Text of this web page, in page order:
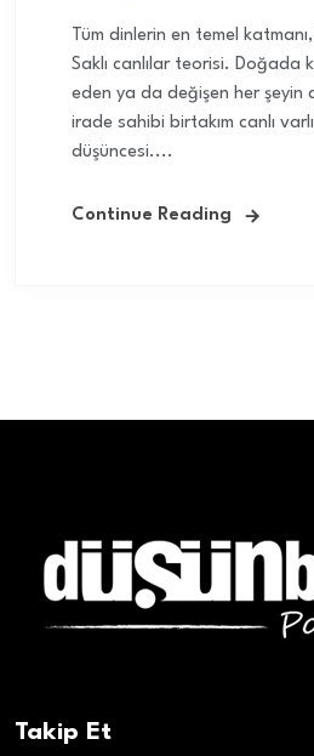
Tüm dinlerin en temel
Saklı canlılar teorisi. Doğada
eden ya da değişen her şeyin
irade sahibi birtakım canlı
düşüncesi....
Continue Reading
Takip Et